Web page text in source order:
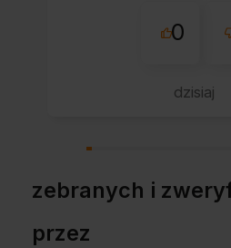
Wszystko
Jestem
0
dzisiaj
zebranych i
przez